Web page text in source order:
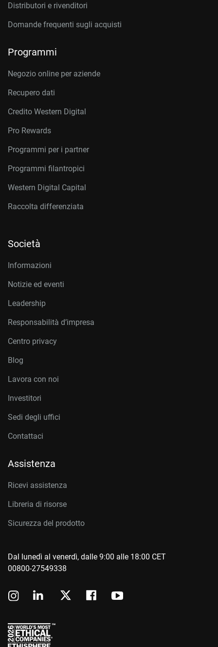
Distributori e rivenditori
Domande frequenti sugli acquisti
Programmi
Negozio online per aziende
Recupero dati
Credito Western Digital
Pro Rewards
Programmi per i partner
Programmi filantropici
Western Digital Capital
Raccolta differenziata
Società
Informazioni
Notizie ed eventi
Leadership
Responsabilità d’impresa
Centro privacy
Blog
Lavora con noi
Investitori
Sedi degli uffici
Contattaci
Assistenza
Ricevi assistenza
Libreria di risorse
Sicurezza del prodotto
Dal lunedì al venerdì, dalle 9:00 alle 18:00 CET
00800-27549338